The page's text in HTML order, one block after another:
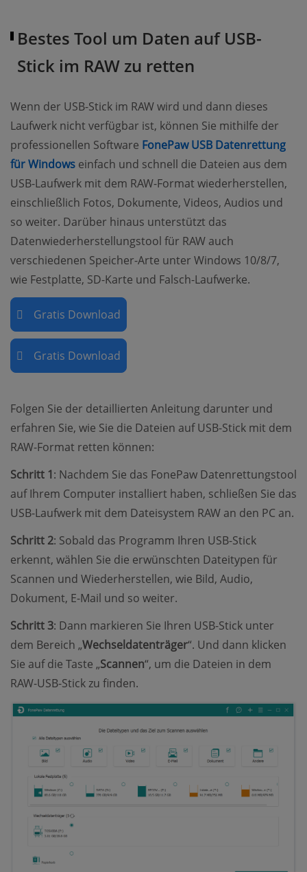
Bestes Tool um Daten auf USB-
Stick im RAW zu retten
Wenn der USB-Stick im RAW wird und dann dieses
Laufwerk nicht verfügbar ist, können Sie mithilfe der
professionellen Software FonePaw USB Datenrettung
für Windows einfach und schnell die Dateien aus dem
USB-Laufwerk mit dem RAW-Format wiederherstellen,
einschließlich Fotos, Dokumente, Videos, Audios und
so weiter. Darüber hinaus unterstützt das
Datenwiederherstellungstool für RAW auch
verschiedenen Speicher-Arte unter Windows 10/8/7,
wie Festplatte, SD-Karte und Falsch-Laufwerke.
Gratis Download
Gratis Download
Folgen Sie der detaillierten Anleitung darunter und
erfahren Sie, wie Sie die Dateien auf USB-Stick mit dem
RAW-Format retten können:
Schritt 1: Nachdem Sie das FonePaw Datenrettungstool
auf Ihrem Computer installiert haben, schließen Sie das
USB-Laufwerk mit dem Dateisystem RAW an den PC an.
Schritt 2: Sobald das Programm Ihren USB-Stick
erkennt, wählen Sie die erwünschten Dateitypen für
Scannen und Wiederherstellen, wie Bild, Audio,
Dokument, E-Mail und so weiter.
Schritt 3: Dann markieren Sie Ihren USB-Stick unter
dem Bereich „Wechseldatenträger“. Und dann klicken
Sie auf die Taste „Scannen“, um die Dateien in dem
RAW-USB-Stick zu finden.